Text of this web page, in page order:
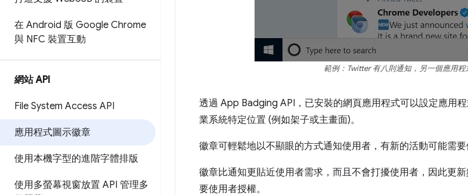
在 Android 版 Google Chrome
與 NFC 裝置互動
網站 API
File System Access API
應用程式圖示徽章
使用本機字型的進階字體排版
使用多螢幕視窗放置 API 管理多
範例：Twitter 有八則通知，另一個應用程
透過 App Badging API，已安裝的網頁應用程式可以設定應用
業系統特定位置 (例如架子或主畫面)。
徽章可輕鬆地以不顯眼的方式通知使用者，有新的活動可能需
徽章比通知更貼近使用者需求，而且不會打擾使用者，因此更
要使用者授權。